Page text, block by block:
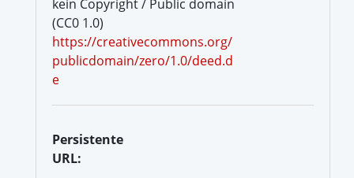
kein Copyright / Public domain
(CC0 1.0)
https://creativecommons.org/
publicdomain/zero/1.0/deed.d
e
Persistente
URL: